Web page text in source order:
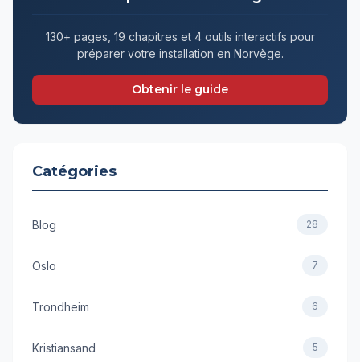
130+ pages, 19 chapitres et 4 outils interactifs pour
préparer votre installation en Norvège.
Obtenir le guide
Catégories
Blog 28
Oslo 7
Trondheim 6
Kristiansand 5